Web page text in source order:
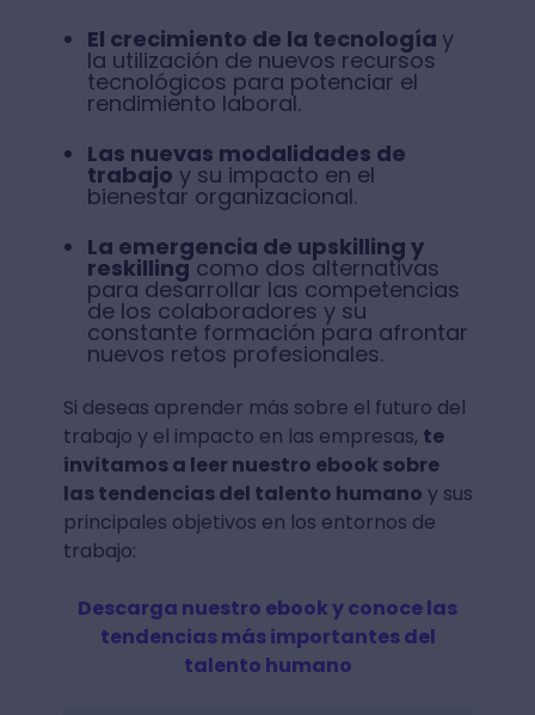
El crecimiento de la tecnología y
la utilización de nuevos recursos
tecnológicos para potenciar el
rendimiento laboral.
Las nuevas modalidades de
trabajo y su impacto en el
bienestar organizacional.
La emergencia de upskilling y
reskillingcomo dos alternativas
para desarrollar las competencias
de los colaboradores y su
constante formación para afrontar
nuevos retos profesionales.
Si deseas aprender más sobre el futuro del
trabajo y el impacto en las empresas, te
invitamos a leer nuestro ebook sobre
las tendencias del talento humano y sus
principales objetivos en los entornos de
trabajo:
Descarga nuestro ebook y conoce las
tendencias más importantes del
talento humano